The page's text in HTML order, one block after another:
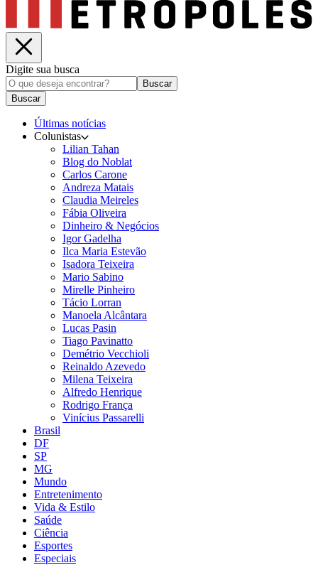
Digite sua busca
Buscar
Buscar
Últimas notícias
Colunistas
Lilian Tahan
Blog do Noblat
Carlos Carone
Andreza Matais
Claudia Meireles
Fábia Oliveira
Dinheiro & Negócios
Igor Gadelha
Ilca Maria Estevão
Isadora Teixeira
Mario Sabino
Mirelle Pinheiro
Tácio Lorran
Manoela Alcântara
Lucas Pasin
Tiago Pavinatto
Demétrio Vecchioli
Reinaldo Azevedo
Milena Teixeira
Alfredo Henrique
Rodrigo França
Vinícius Passarelli
Brasil
DF
SP
MG
Mundo
Entretenimento
Vida & Estilo
Saúde
Ciência
Esportes
Especiais